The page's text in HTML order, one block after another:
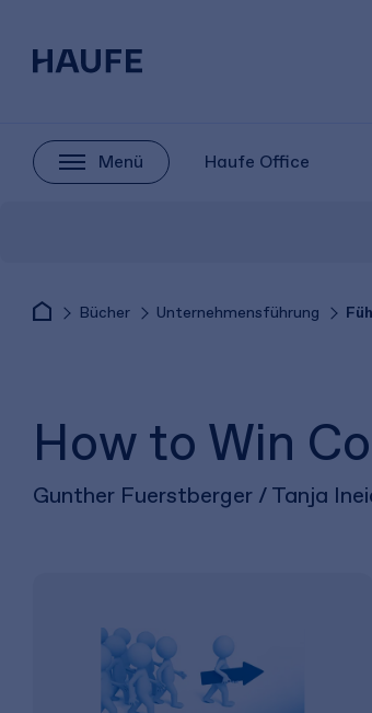
Menü Haufe Office
Bücher Unternehmensführung
How to Win
Gunther Fuerstberger / Tanja